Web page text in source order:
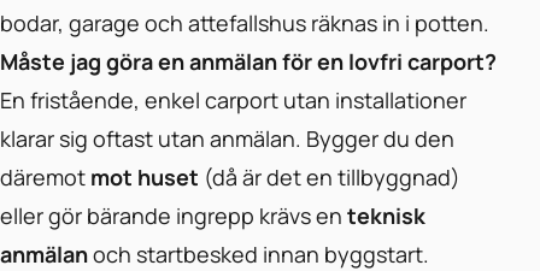
bodar, garage och attefallshus räknas in i potten.
Måste jag göra en anmälan för en lovfri carport?
En fristående, enkel carport utan installationer
klarar sig oftast utan anmälan. Bygger du den
däremot mot huset (då är det en tillbyggnad)
eller gör bärande ingrepp krävs en teknisk
anmälanoch startbesked innan byggstart.